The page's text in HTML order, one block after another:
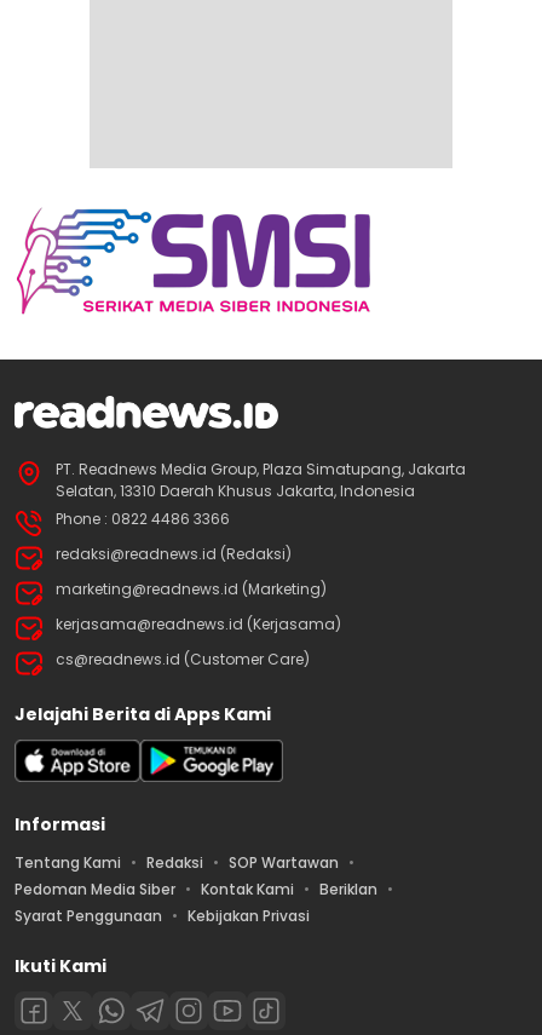
PT. Readnews Media Group, Plaza Simatupang, Jakarta
Selatan, 13310 Daerah Khusus Jakarta, Indonesia
Phone : 0822 4486 3366
redaksi@readnews.id (Redaksi)
marketing@readnews.id (Marketing)
kerjasama@readnews.id (Kerjasama)
cs@readnews.id (Customer Care)
Jelajahi Berita di Apps Kami
Informasi
Tentang Kami Redaksi
SOP Wartawan
Pedoman Media Siber
Kontak Kami
Beriklan
Syarat Penggunaan
Kebijakan Privasi
Ikuti Kami